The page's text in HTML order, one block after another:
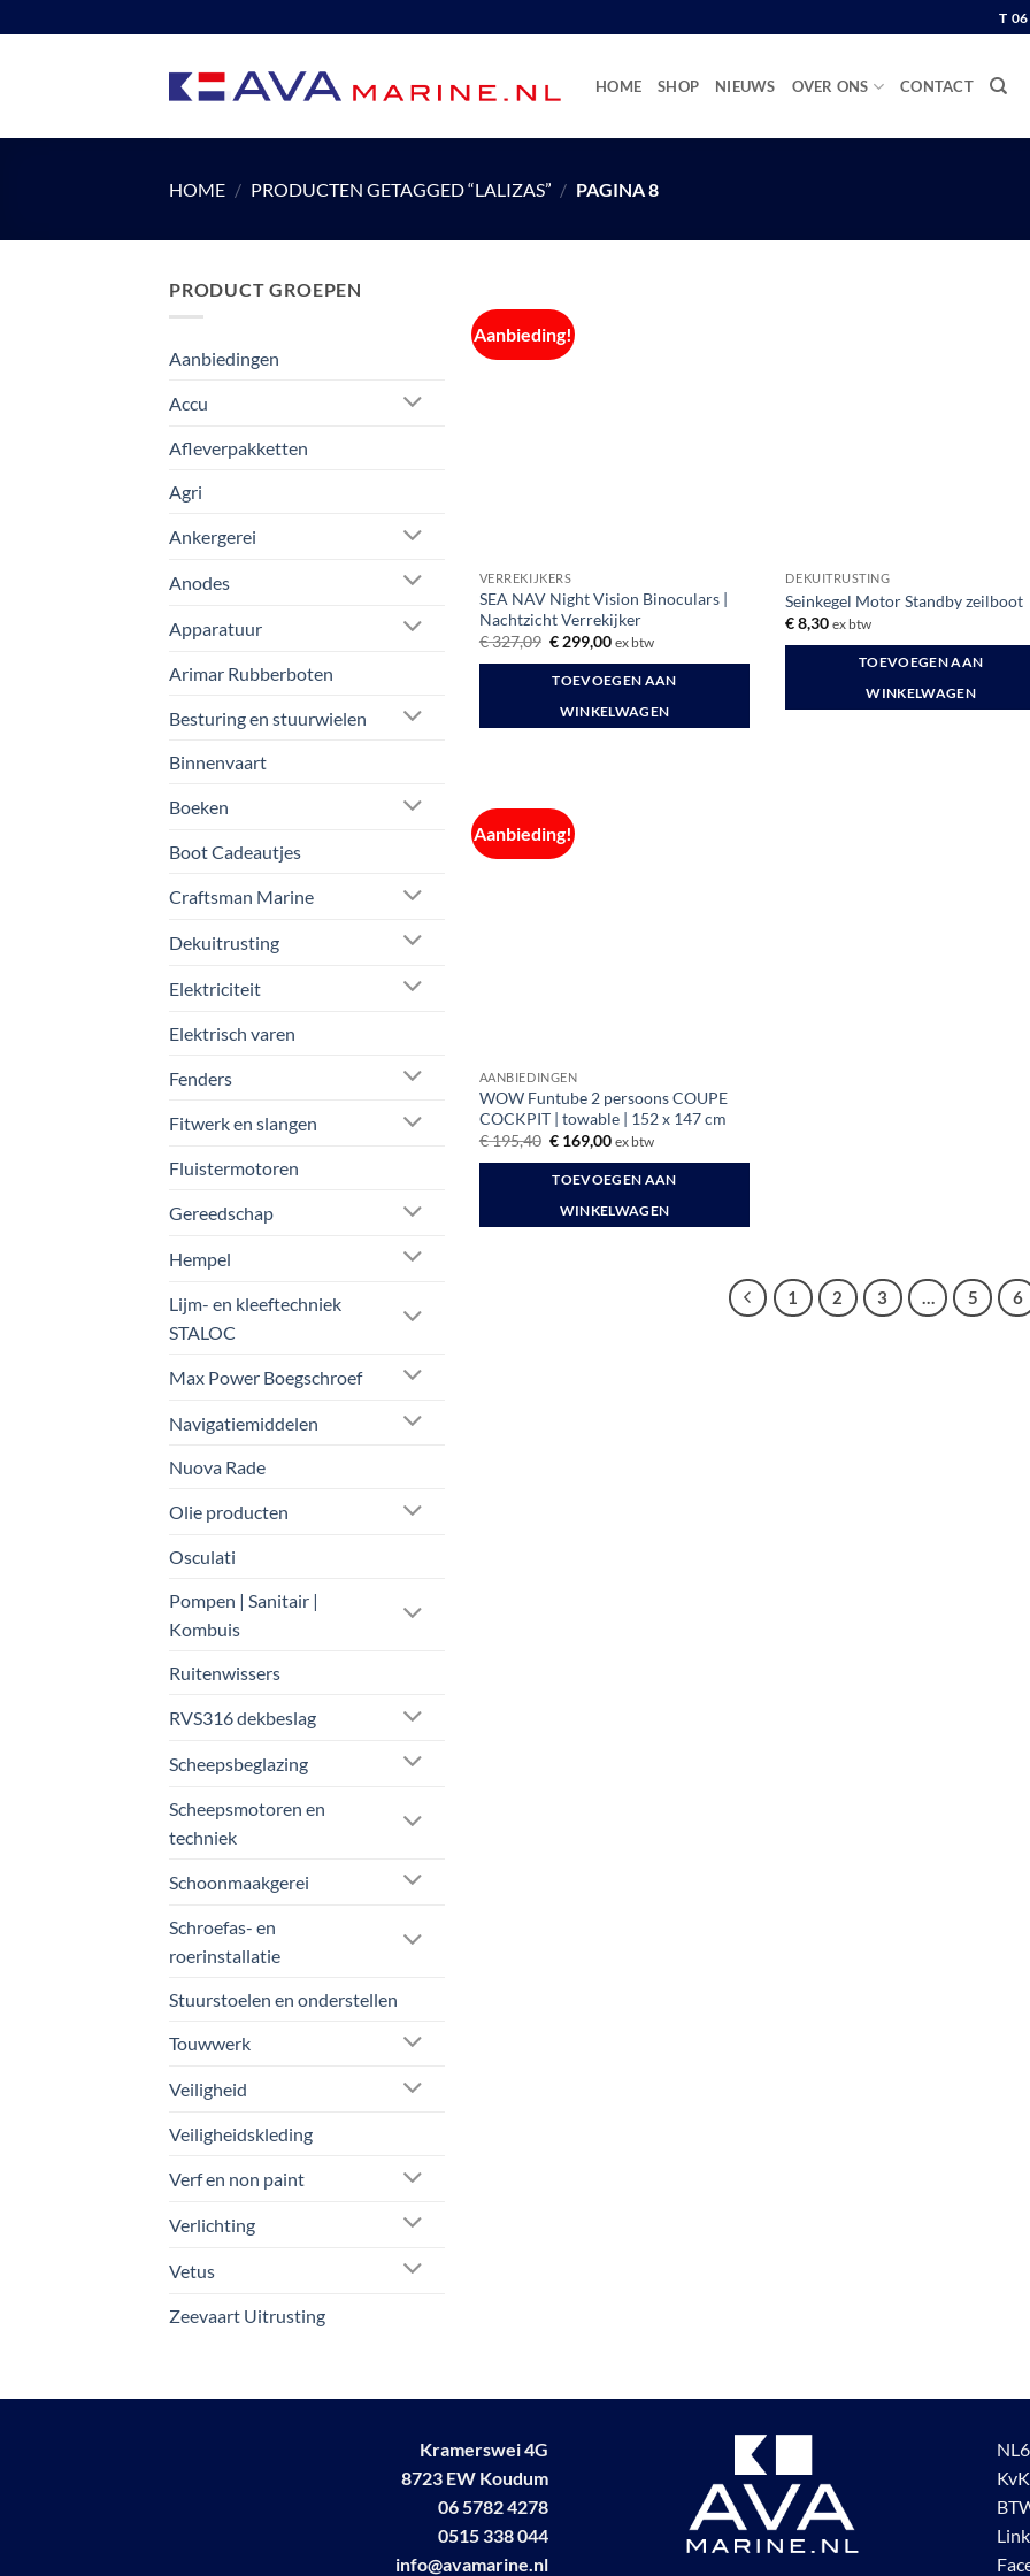
naar
T
HOME SHOP NIEUWS OVER ONS CONTACT
HOME / PRODUCTEN GETAGGED “LALIZAS” / PAGINA 8
PRODUCT GROEPEN
Aanbiedingen
Accu
Afleverpakketten
Agri
Ankergerei
Anodes
Apparatuur
Arimar Rubberboten
Besturing en stuurwielen
Binnenvaart
Boeken
Boot Cadeautjes
Craftsman Marine
Dekuitrusting
Elektriciteit
Elektrisch varen
Fenders
Fitwerk en slangen
Fluistermotoren
Gereedschap
Hempel
Lijm- en kleeftechniek
STALOC
Max Power Boegschroef
Navigatiemiddelen
Nuova Rade
Olie producten
Osculati
Pompen | Sanitair |
Kombuis
Ruitenwissers
RVS316 dekbeslag
Scheepsbeglazing
Scheepsmotoren en
techniek
Schoonmaakgerei
Schroefas- en
roerinstallatie
Stuurstoelen en onderstellen
Touwwerk
Veiligheid
Veiligheidskleding
Verf en non paint
Verlichting
Vetus
Zeevaart Uitrusting
Aanbieding!
VERREKIJKERS
SEA NAV Night Vision Binoculars |
Nachtzicht Verrekijker
€327,09 Oorspronkelijke
was:
€ 327,09.
€299,00Huidige
is:
€ 299,00.
ex btw
TOEVOEGEN AAN
WINKELWAGEN
DEKUITRUSTING
Seinkegel Motor Standby zeilboot
€8,30 ex btw
TOEVOEGEN AAN
WINKELWAGEN
Aanbieding!
AANBIEDINGEN
WOW Funtube 2 persoons COUPE
COCKPIT | towable | 152 x 147 cm
€195,40 Oorspronkelijke
was:
€ 195,40.
€ 169,00Huidige
is:
€ 169,00.
ex btw
TOEVOEGEN AAN
WINKELWAGEN
1 2 3 5 6
Kramerswei 4G
8723 EW Koudum
06 5782 4278
0515 338 044
info@avamarine.nl